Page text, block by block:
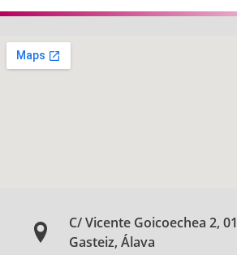
C/ Vicente Goicoechea 2,
Gasteiz, Álava